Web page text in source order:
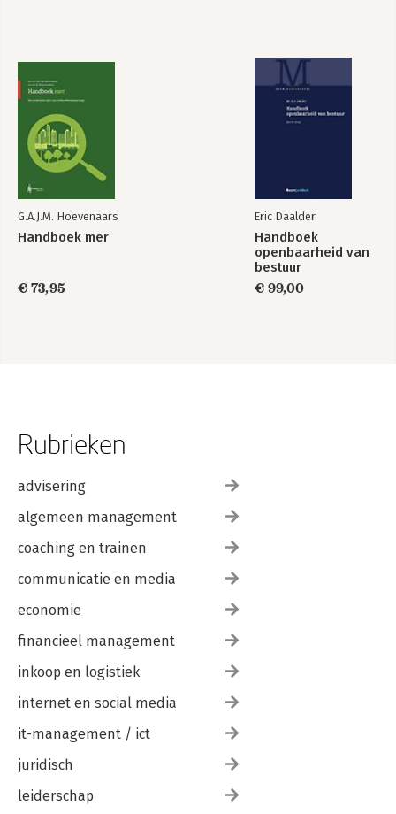
G.A.J.M. Hoevenaars
Handboek mer
€ 73,95
Eric Daalder
Handboek
openbaarheid van
bestuur
€ 99,00
Rubrieken
advisering
algemeen management
coaching en trainen
communicatie en media
economie
financieel management
inkoop en logistiek
internet en social media
it-management / ict
juridisch
leiderschap